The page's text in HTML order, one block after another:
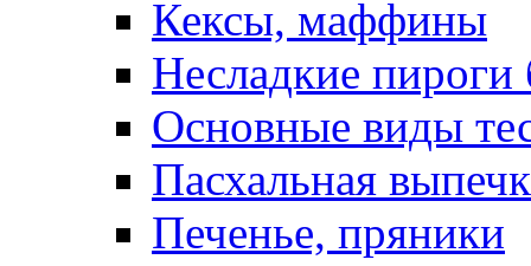
Кексы, маффины
Несладкие пироги
Основные виды
Пасхальная
Печенье, пряники